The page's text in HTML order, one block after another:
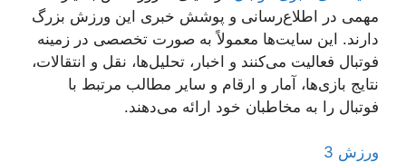
مهمی در اطلاع‌رسانی و پوشش خبری این ورزش بزرگ
دارند. این سایت‌ها معمولاً به صورت تخصصی در زمینه
فوتبال فعالیت می‌کنند و اخبار، تحلیل‌ها، نقل و انتقالات،
نتایج بازی‌ها، آمار و ارقام و سایر مطالب مرتبط با
فوتبال را به مخاطبان خود ارائه می‌دهند.
ورزش 3